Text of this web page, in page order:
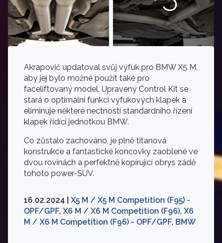
Akrapovič updatoval svůj výfuk pro BMW X5 M,
aby jej bylo možné použít také pro
faceliftovaný model. Upravený Control Kit se
stará o optimální funkci výfukových klapek a
eliminuje některé nectnosti standardního řízení
klapek řídící jednotkou BMW.
Co zůstalo zachováno, je plně titanová
konstrukce a fantastické koncovky zaoblené ve
dvou rovinách a perfektně kopírující obrys zádě
tohoto power-SUV.
16.02.2024 | X5 M / X5 M Competition (F95) -
OPF/GPF, X6 M / X6 M Competition (F96), X6
M / X6 M Competition (F96) - OPF/GPF, BMW